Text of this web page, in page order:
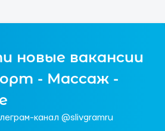
новые вакансии
- Массаж -
канал @slivgramru